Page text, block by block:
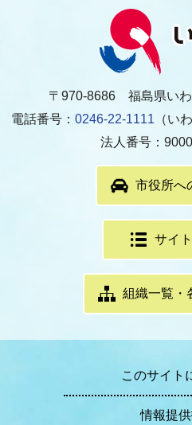
〒970-8686 福島県い
電話番号： 0246-22-1111 （い
法人番号：
市役所へ
サイ
組織一覧・
このサイト
情報提